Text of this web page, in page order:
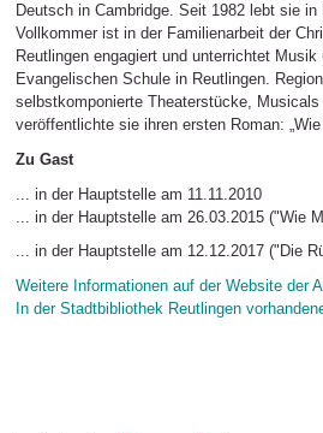
Deutsch in Cambridge. Seit 1982 lebt sie in
Vollkommer ist in der Familienarbeit der
Reutlingen engagiert und unterrichtet
Evangelischen Schule in Reutlingen.
selbstkomponierte Theaterstücke, Musicals
veröffentlichte sie ihren ersten Roman:
Zu Gast
... in der Hauptstelle am 11.11.2010
... in der Hauptstelle am 26.03.2015 ("Wie
... in der Hauptstelle am 12.12.2017 ("Die
Weitere Informationen auf der Website der
In der Stadtbibliothek Reutlingen